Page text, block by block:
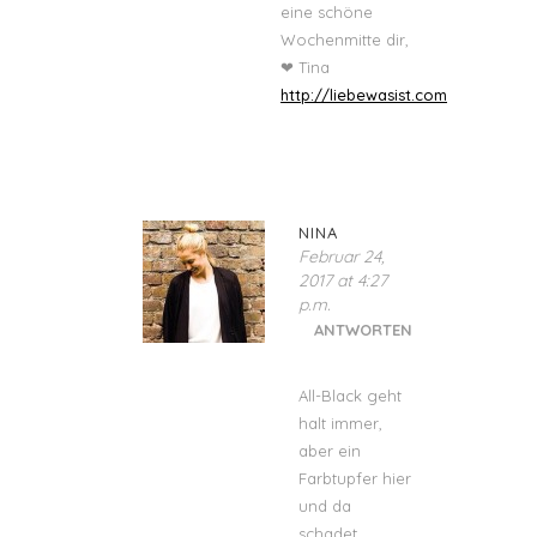
eine schöne
Wochenmitte dir,
❤ Tina
http://liebewasist.com
NINA
Februar 24,
2017 at 4:27
p.m.
ANTWORTEN
All-Black geht
halt immer,
aber ein
Farbtupfer hier
und da
schadet